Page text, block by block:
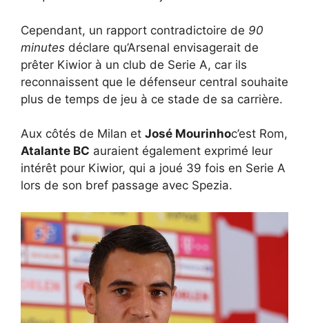
Cependant, un rapport contradictoire de 90
minutes déclare qu’Arsenal envisagerait de
prêter Kiwior à un club de Serie A, car ils
reconnaissent que le défenseur central souhaite
plus de temps de jeu à ce stade de sa carrière.
Aux côtés de Milan et José Mourinhoc’est Rom,
Atalante BC auraient également exprimé leur
intérêt pour Kiwior, qui a joué 39 fois en Serie A
lors de son bref passage avec Spezia.